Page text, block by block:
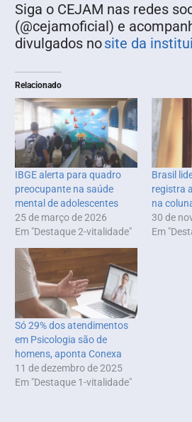
Siga o CEJAM nas redes
(@cejamoficial) e
divulgados nosite da
Relacionado
IBGE alerta para quadro
preocupante na saúde
mental de adolescentes
25 de março de 2026
Em "Destaque 2-vitalidade"
Brasil
registra
na
30 de
Em
Só 29% dos atendimentos
em Psicologia são de
homens, aponta Conexa
11 de dezembro de 2025
Em "Destaque 1-vitalidade"